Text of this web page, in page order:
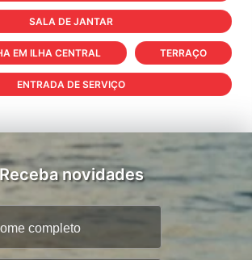
SALA DE JANTAR
EM ILHA CENTRAL TERRAÇO
ENTRADA DE SERVIÇO
Receba novidades